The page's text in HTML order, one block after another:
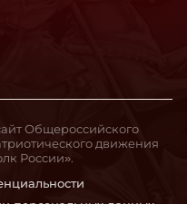
Общероссийского
движения
России».